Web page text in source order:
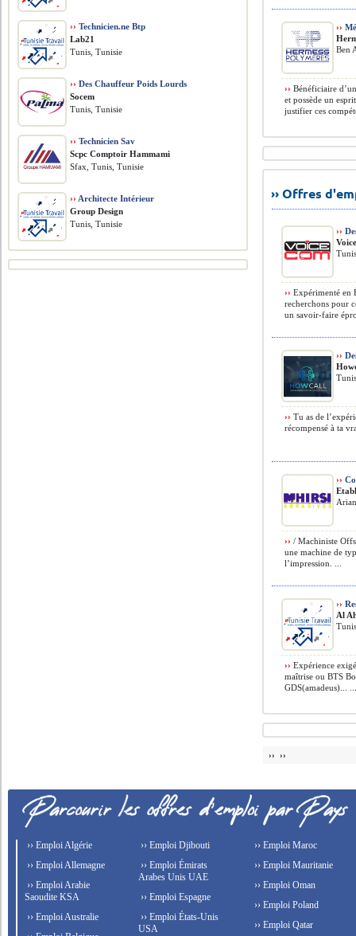
››
Ben
›› Bénéficiaire
et possède un
justifier ces
›› Offres
››
›› Expérimenté en
recherchons pour
un savoir-faire
››
›› Tu as de
récompensé à ta
››
›› / Machiniste
une machine de
l’impression. ...
››
Al
›› Expérience
maîtrise ou BTS
GDS(amadeus)...
›› ››
›› Technicien.ne Btp
Lab21
Tunis, Tunisie
›› Des Chauffeur Poids Lourds
Socem
Tunis, Tunisie
›› Technicien Sav
Scpc Comptoir Hammami
Sfax, Tunis, Tunisie
›› Architecte Intérieur
Group Design
Tunis, Tunisie
›› Emploi Algérie
›› Emploi Allemagne
›› Emploi Arabie
Saoudite KSA
›› Emploi Australie
›› Emploi Djibouti
›› Emploi Émirats
Arabes Unis UAE
›› Emploi Espagne
›› Emploi États-Unis
USA
›› Emploi Maroc
›› Emploi Mauritanie
›› Emploi Oman
›› Emploi Poland
›› Emploi Qatar